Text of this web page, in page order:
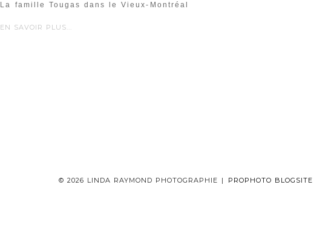
La famille Tougas dans le Vieux-Montréal
EN SAVOIR PLUS...
© 2026 LINDA RAYMOND PHOTOGRAPHIE | PROPHOTO BLOGSITE